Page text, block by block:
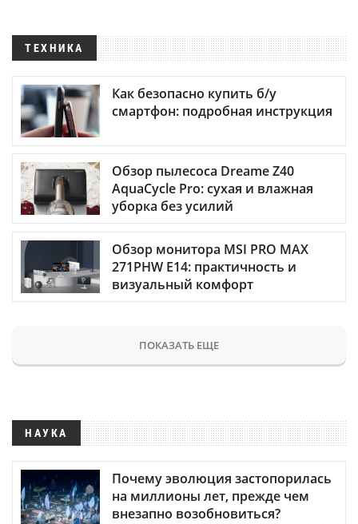
ТЕХНИКА
Как безопасно купить б/у
смартфон: подробная инструкция
Обзор пылесоса Dreame Z40
AquaCycle Pro: сухая и влажная
уборка без усилий
Обзор монитора MSI PRO MAX
271PHW E14: практичность и
визуальный комфорт
ПОКАЗАТЬ ЕЩЕ
НАУКА
Почему эволюция застопорилась
на миллионы лет, прежде чем
внезапно возобновиться?